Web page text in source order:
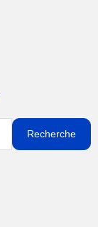
Recherche